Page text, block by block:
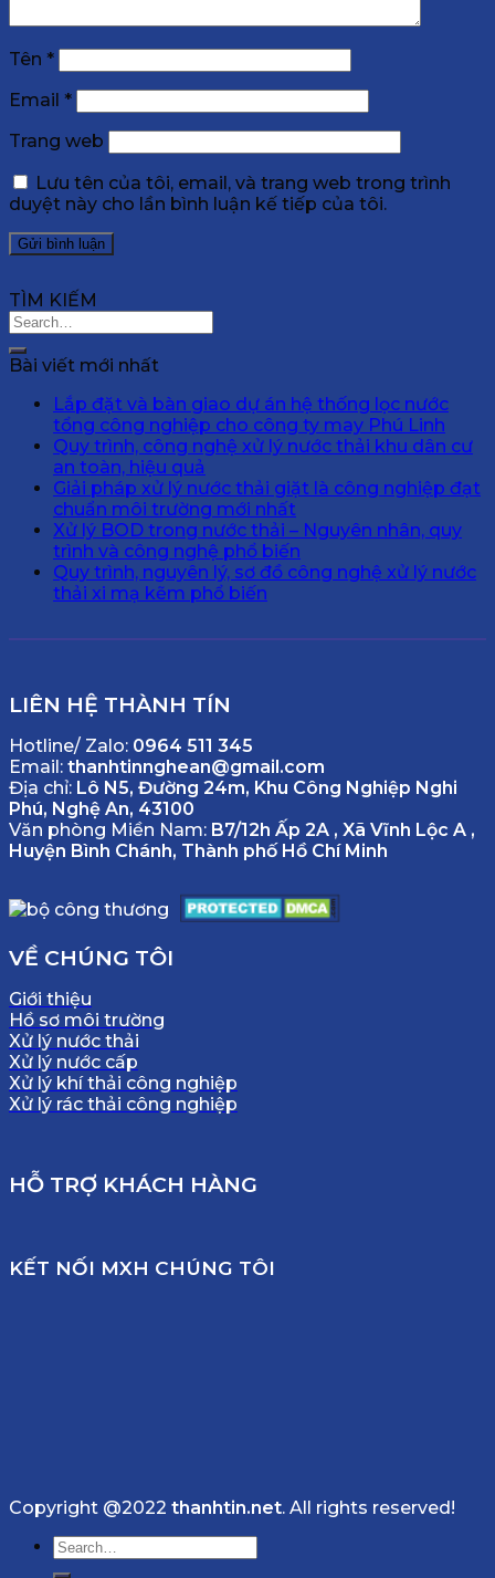
Tên *
Email *
Trang web
Lưu tên của tôi, email, và trang web trong trình
duyệt này cho lần bình luận kế tiếp của tôi.
TÌM KIẾM
Bài viết mới nhất
Lắp đặt và bàn giao dự án hệ thống lọc nước
tổng công nghiệp cho công ty may Phú Linh
Quy trình, công nghệ xử lý nước thải khu dân cư
an toàn, hiệu quả
Giải pháp xử lý nước thải giặt là công nghiệp đạt
chuẩn môi trường mới nhất
Xử lý BOD trong nước thải – Nguyên nhân, quy
trình và công nghệ phổ biến
Quy trình, nguyên lý, sơ đồ công nghệ xử lý nước
thải xi mạ kẽm phổ biến
LIÊN HỆ THÀNH TÍN
Hotline/ Zalo: 0964 511 345
Email: thanhtinnghean@gmail.com
Địa chỉ: Lô N5, Đường 24m, Khu Công Nghiệp Nghi
Phú, Nghệ An, 43100
Văn phòng Miền Nam: B7/12h Ấp 2A , Xã Vĩnh Lộc A ,
Huyện Bình Chánh, Thành phố Hồ Chí Minh
VỀ CHÚNG TÔI
Giới thiệu
Hồ sơ môi trường
Xử lý nước thải
Xử lý nước cấp
Xử lý khí thải công nghiệp
Xử lý rác thải công nghiệp
HỖ TRỢ KHÁCH HÀNG
KẾT NỐI MXH CHÚNG TÔI
Copyright @2022 thanhtin.net. All rights reserved!
Search
for: